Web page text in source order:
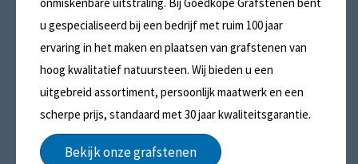
u gespecialiseerd bij een bedrijf met ruim 100 jaar
ervaring in het maken en plaatsen van grafstenen van
hoog kwalitatief natuursteen. Wij bieden u een
uitgebreid assortiment, persoonlijk maatwerk en een
scherpe prijs, standaard met 30 jaar kwaliteitsgarantie.
Bekijk onze grafstenen